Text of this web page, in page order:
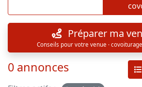
Préparer ma
Conseils pour votre venue ·
0 annonces